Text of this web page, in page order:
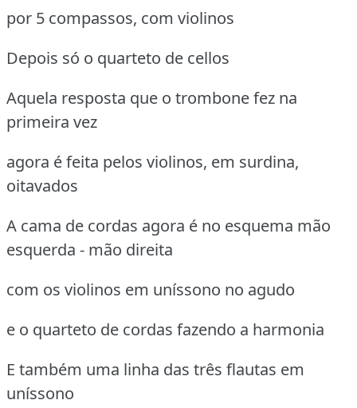
por 5 compassos, com violinos
Depois só o quarteto de cellos
Aquela resposta que o trombone fez na
primeira vez
agora é feita pelos violinos, em surdina,
oitavados
A cama de cordas agora é no esquema mão
esquerda - mão direita
com os violinos em uníssono no agudo
e o quarteto de cordas fazendo a harmonia
E também uma linha das três flautas em
uníssono